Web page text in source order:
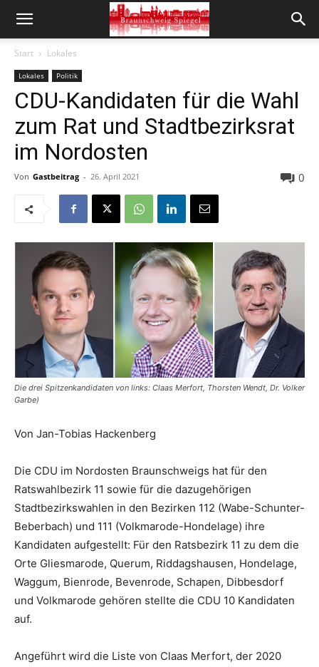
Start Lokales
Lokales Politik
CDU-Kandidaten für die Wahl
zum Rat und Stadtbezirksrat
im Nordosten
Von Gastbeitrag - 26. April 2021 0
Die drei Spitzenkandidaten von links: Claas Merfort, Thorsten Wendt, Dr. Volker
Garbe)
Von Jan-Tobias Hackenberg
Die CDU im Nordosten Braunschweigs hat für den
Ratswahlbezirk 11 sowie für die dazugehörigen
Stadtbezirkswahlen in den Bezirken 112 (Wabe-Schunter-
Beberbach) und 111 (Volkmarode-Hondelage) ihre
Kandidaten aufgestellt: Für den Ratsbezirk 11 zu dem die
Orte Gliesmarode, Querum, Riddagshausen, Hondelage,
Waggum, Bienrode, Bevenrode, Schapen, Dibbesdorf
und Volkmarode gehören stellte die CDU 10 Kandidaten
auf.
Angeführt wird die Liste von Claas Merfort, der 2020